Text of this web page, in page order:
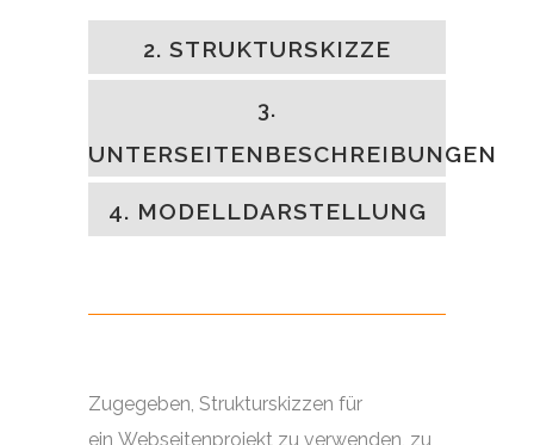
2. STRUKTURSKIZZE
3.
UNTERSEITENBESCHREIBUNGEN
4. MODELLDARSTELLUNG
Zugegeben, Strukturskizzen für
ein Webseitenprojekt zu verwenden, zu